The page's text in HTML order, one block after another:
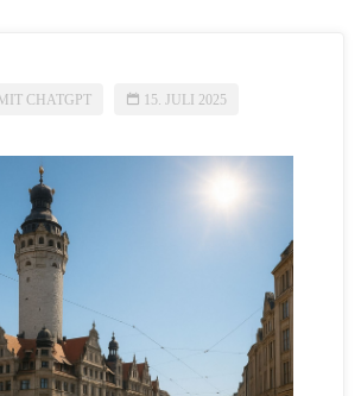
CHATGPT 15. JULI 2025